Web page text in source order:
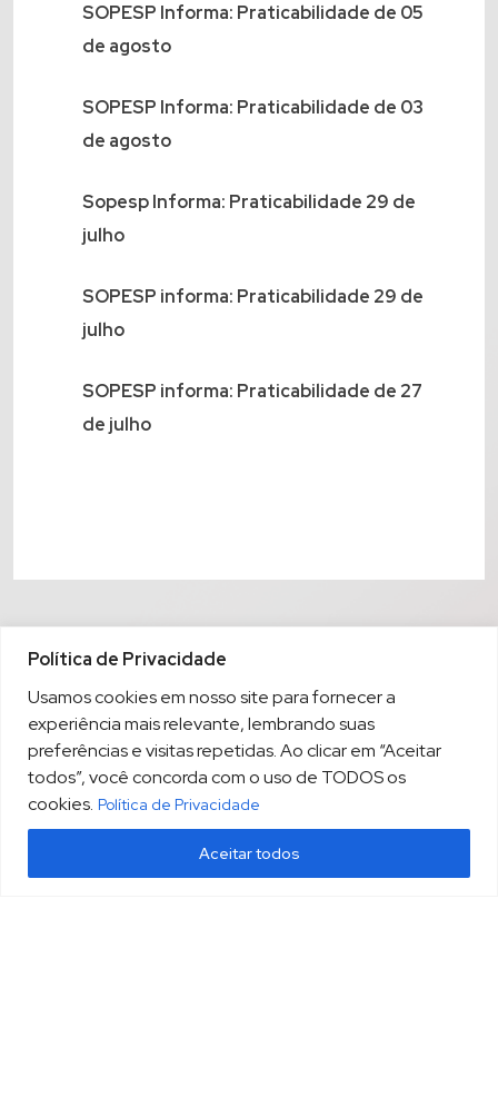
Política de Privacidade
Usamos cookies em nosso site para fornecer a
experiência mais relevante, lembrando suas
preferências e visitas repetidas. Ao clicar em “Aceitar
todos”, você concorda com o uso de TODOS os
cookies. Política de Privacidade
Aceitar todos
SOPESP Informa: Praticabilidade de 05
de agosto
SOPESP Informa: Praticabilidade de 03
de agosto
Sopesp Informa: Praticabilidade 29 de
julho
SOPESP informa: Praticabilidade 29 de
julho
SOPESP informa: Praticabilidade de 27
de julho